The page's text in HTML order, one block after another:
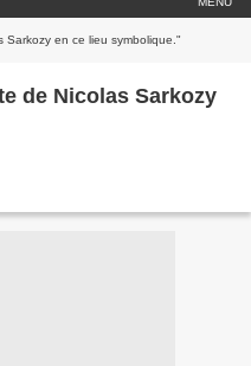
en ce lieu symbolique."
de Nicolas Sarkozy